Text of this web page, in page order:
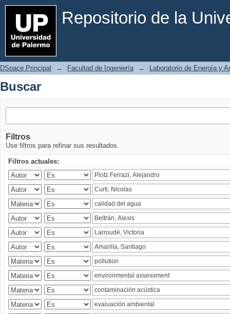
Repositorio de la
Buscar
DSpace Principal → Facultad de Ingeniería → Laboratorio de Energía y
Buscar
Filtros
Use filtros para refinar sus resultados.
Filtros actuales: